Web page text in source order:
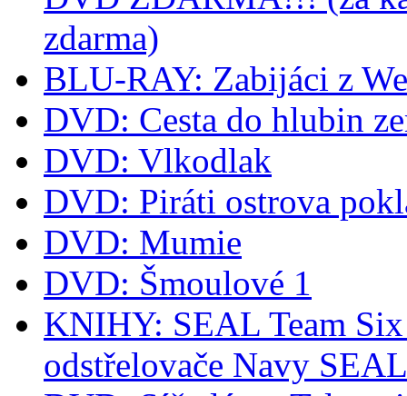
zdarma)
BLU-RAY: Zabijáci z
DVD: Cesta do hlubin
DVD: Vlkodlak
DVD: Piráti ostrova
DVD: Mumie
DVD: Šmoulové 1
KNIHY: SEAL Team
odstřelovače Navy SEAL